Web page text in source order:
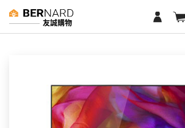
友誠購物